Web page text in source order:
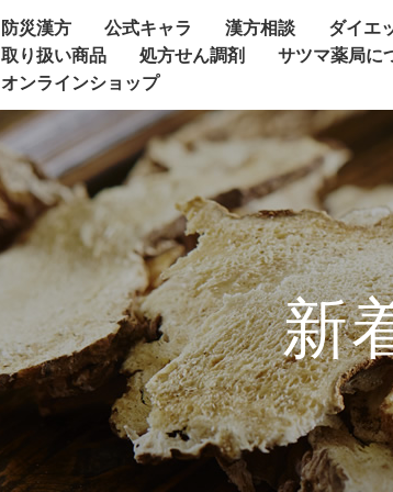
防災漢方 公式キャラ 漢方相談 ダイエ
取り扱い商品
処方せん調剤 サツマ薬局に
オンラインショップ
新